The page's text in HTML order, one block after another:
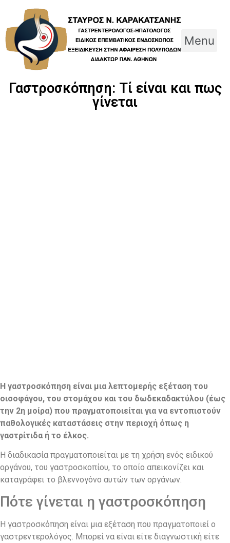
content
Menu
Γαστροσκόπηση: Τί είναι και πως
γίνεται
Η γαστροσκόπηση είναι μια λεπτομερής εξέταση του
οισοφάγου, του στομάχου και του δωδεκαδακτύλου (έως
την 2η μοίρα) που πραγματοποιείται για να εντοπιστούν
παθολογικές καταστάσεις στην περιοχή όπως η
γαστρίτιδα ή το έλκος.
Η διαδικασία πραγματοποιείται με τη χρήση ενός ειδικού
οργάνου, του γαστροσκοπίου, το οποίο απεικονίζει και
καταγράφει το βλεννογόνο αυτών των οργάνων.
Πότε γίνεται η γαστροσκόπηση
Η γαστροσκόπηση είναι μια εξέταση που πραγματοποιεί ο
γαστρεντερολόγος. Μπορεί να είναι είτε διαγνωστική είτε